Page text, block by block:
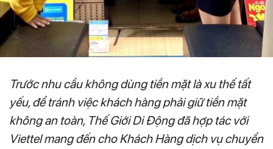
Trước nhu cầu không dùng tiền mặt là xu thế tất
yếu, để tránh việc khách hàng phải giữ tiền mặt
không an toàn, Thế Giới Di Động đã hợp tác với
Viettel mang đến cho Khách Hàng dịch vụ chuyển